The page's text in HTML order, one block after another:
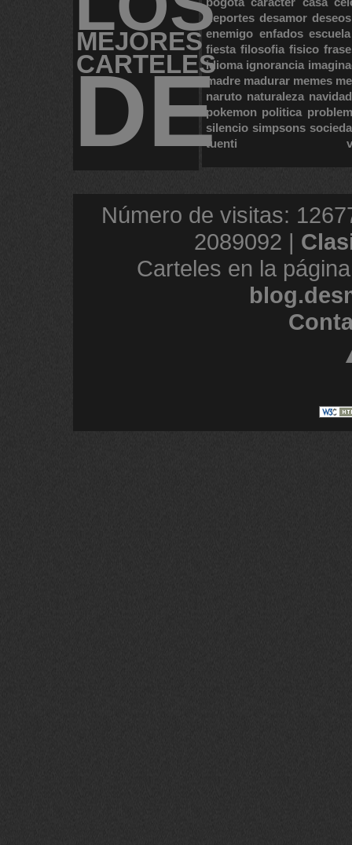
MEJORES
CARTELES
DE
deportes desamor deseos
enemigo enfados escuela
fiesta filosofia fisico
idioma ignorancia
madre madurar memes
naruto naturaleza navidad
pokemon politica
silencio simpsons
tuenti
Número de visitas:
2089092 |
Carteles en la